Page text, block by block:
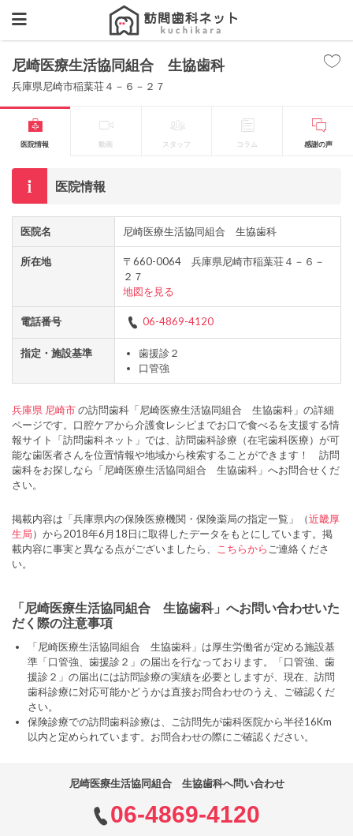
尼崎医療生活協同組合 生協歯科
兵庫県尼崎市稲葉荘４－６－２７
医院情報 動画 スタッフ コラム 感謝の声
医院情報
医院名 尼崎医療生活協同組合 生協歯科
所在地
〒660-0064 兵庫県尼崎市稲葉荘４－６－
２７
地図を見る
電話番号 06-4869-4120
指定・施設基準
歯援診２
口管強
兵庫県 尼崎市の訪問歯科「尼崎医療生活協同組合 生協歯科」の詳細
ページです。口腔ケアから介護食レシピまでお口で食べるを支援する情
報サイト「訪問歯科ネット」では、訪問歯科診療（在宅歯科医療）が可
能な歯医者さんを位置情報や地域から検索することができます！ 訪問
歯科をお探しなら「尼崎医療生活協同組合 生協歯科」へお問合せくだ
さい。
掲載内容は「兵庫県内の保険医療機関・保険薬局の指定一覧」（近畿厚
生局）から2018年6月18日に取得したデータをもとにしています。掲
載内容に事実と異なる点がございましたら、
こちらから ご連絡くださ
い。
「尼崎医療生活協同組合 生協歯科」へお問い合わせいた
だく際の注意事項
「尼崎医療生活協同組合 生協歯科」は厚生労働省が定める施設基
準「口管強、歯援診２」の届出を行なっております。「口管強、歯
援診２」の届出には訪問診療の実績を必要としますが、現在、訪問
歯科診療に対応可能かどうかは直接お問合わせのうえ、ご確認くだ
さい。
保険診療での訪問歯科診療は、ご訪問先が歯科医院から半径16Km
以内と定められています。お問合わせの際にご確認ください。
尼崎医療生活協同組合 生協歯科へ問い合わせ
06-4869-4120